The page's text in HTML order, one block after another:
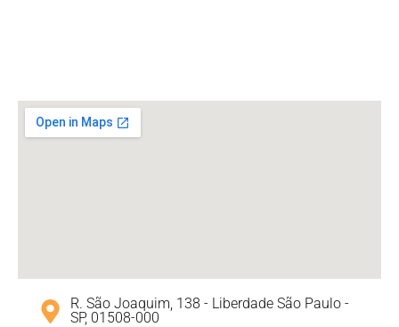
R. São Joaquim, 138 - Liberdade São Paulo -
SP, 01508-000